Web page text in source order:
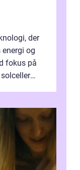
der
og
fokus på